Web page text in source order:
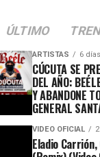
ÚLTIMO
ARTISTAS 6
CÚCUTA SE
DEL AÑO:
Y ABANDONE
GENERAL
VIDEO OFICIAL
Eladio